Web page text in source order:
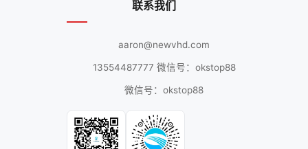
联系我们
aaron@newvhd.com
13554487777 微信号：okstop88
微信号：okstop88